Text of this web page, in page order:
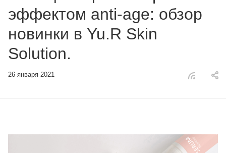
эффектом anti-age: обзор
новинки в Yu.R Skin
Solution.
26 января 2021